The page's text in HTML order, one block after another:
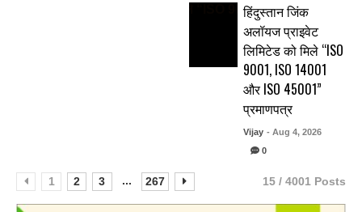
हिंदुस्तान जिंक
अलॉयज प्राइवेट
लिमिटेड को मिले “ISO
9001, ISO 14001
और ISO 45001”
प्रमाणपत्र
Vijay - Aug 4, 2026
0
1 2 3 ... 267 15 / 4001 Posts